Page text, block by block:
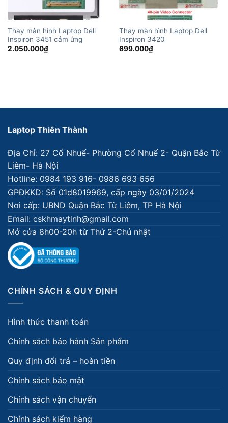
Thay màn hình Laptop Dell
Inspiron 3451 cảm ứng
2.050.000₫
Thay màn hình Laptop Dell
Inspiron 3420
699.000₫
Laptop Thiên Thành
Địa Chỉ: 27 Cổ Nhuế- Phường Cổ Nhuế 2- Quận Bắc Từ
Liêm- Hà Nội
Hotline: 0984 193 916- 0986 693 656
GPĐKKD: Số 01d8019969, cấp ngày 03/01/2024
Nơi cấp: UBND Quận Bắc Từ Liêm, TP Hà Nội
Email: cskhmaytinh@gmail.com
Mở cửa 8h00-20h từ Thứ 2-Chủ nhật
CHÍNH SÁCH & QUY ĐỊNH
Hình thức thanh toán
Chính sách bảo hành Sản phẩm
Quy định đổi trả – hoàn tiền
Chính sách bảo mật
Chính sách vận chuyển
Chính sách kiểm hàng